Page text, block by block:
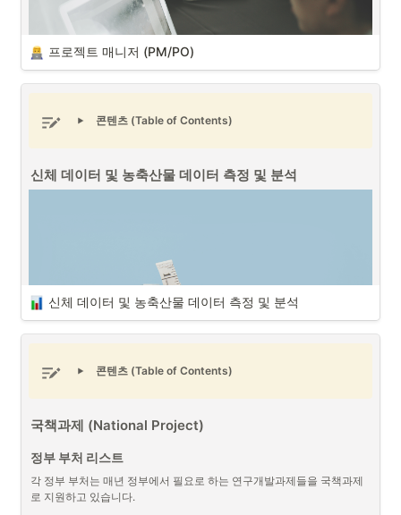
무섭게 성장하고 있습니다.
사물 인터넷 IoT 시스템을 구축시 확인해야할 점은 다음 3가지입니다.
프로젝트 매니저 (PM/PO) (출처 : Unsplash)
가 되기 위해서는 다음과 같은 7가지 핵심 능력들이 필요합니다.
프로젝트 매니저 7가지 핵심 능력
리더쉽과 팀 관리 능력
4 커뮤니케이션 능력 명확한 의사
5 기술적 이해
프로젝트 매니저 (PM/PO)
콘텐츠 (Table of Contents)
신체 데이터 및 농축산물 데이터 측정 및 분석
신체 데이터 및 농축산물 데이터 측정 및 분석 (출처 :
Unsplash)
프로젝트 매니저 (PM/PO)로서 프로젝트 연결된 회계에 대한 데이터와
더불어 프로젝트에 따라 다양한 형태의 데이터를 다루게 되는 경우가 있
신체 데이터 및 농축산물 데이터 측정 및 분석
콘텐츠 (Table of Contents)
국책과제 (National Project)
정부 부처 리스트
각 정부 부처는 매년 정부에서 필요로 하는 연구개발과제들을 국책과제
로 지원하고 있습니다.